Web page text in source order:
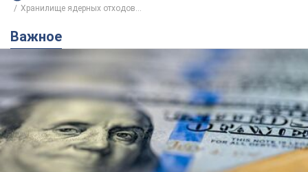
Хранилище ядерных отходов...
Важное